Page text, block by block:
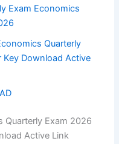
Exam Economics
Quarterly
Key Download Active
Quarterly Exam 2026
Active Link